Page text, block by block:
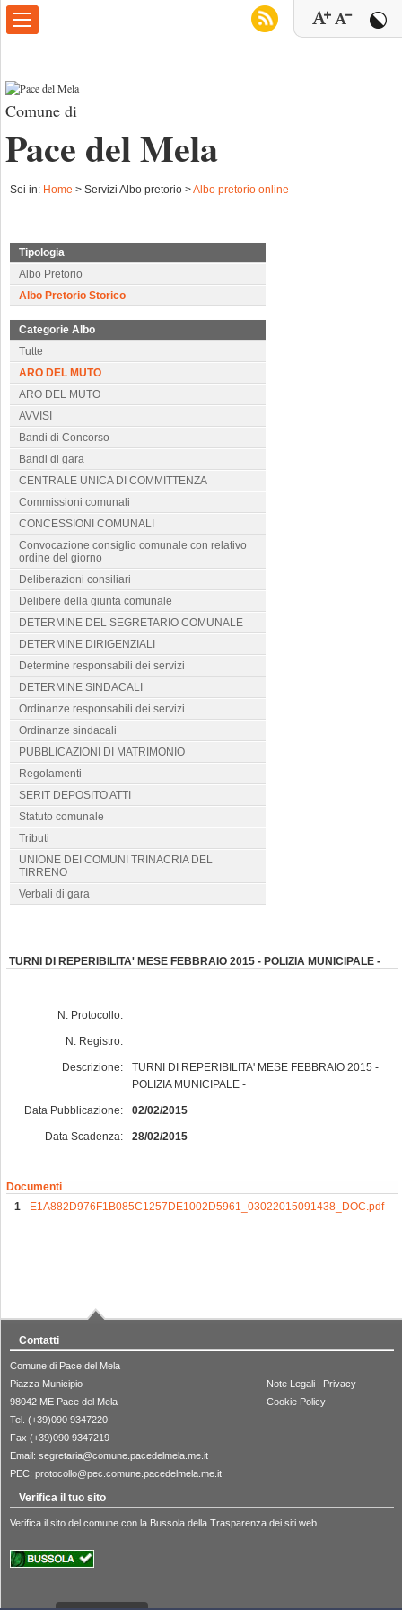
Comune di
Pace del Mela
Sei in: Home > Servizi Albo pretorio >Albo pretorio online
Tipologia
Albo Pretorio
Albo Pretorio Storico
Categorie Albo
Tutte
ARO DEL MUTO
ARO DEL MUTO
AVVISI
Bandi di Concorso
Bandi di gara
CENTRALE UNICA DI COMMITTENZA
Commissioni comunali
CONCESSIONI COMUNALI
Convocazione consiglio comunale con relativo
ordine del giorno
Deliberazioni consiliari
Delibere della giunta comunale
DETERMINE DEL SEGRETARIO COMUNALE
DETERMINE DIRIGENZIALI
Determine responsabili dei servizi
DETERMINE SINDACALI
Ordinanze responsabili dei servizi
Ordinanze sindacali
PUBBLICAZIONI DI MATRIMONIO
Regolamenti
SERIT DEPOSITO ATTI
Statuto comunale
Tributi
UNIONE DEI COMUNI TRINACRIA DEL
TIRRENO
Verbali di gara
TURNI DI REPERIBILITA' MESE FEBBRAIO 2015 - POLIZIA MUNICIPALE -
N. Protocollo:
N. Registro:
Descrizione:
TURNI DI REPERIBILITA' MESE FEBBRAIO 2015 -
POLIZIA MUNICIPALE -
Data Pubblicazione: 02/02/2015
Data Scadenza: 28/02/2015
Documenti
E1A882D976F1B085C1257DE1002D5961_03022015091438_DOC.pdf
Contatti
Comune di Pace del Mela
Piazza Municipio
98042 ME Pace del Mela
Tel. (+39)090 9347220
Fax (+39)090 9347219
Email: segretaria@comune.pacedelmela.me.it
PEC: protocollo@pec.comune.pacedelmela.me.it
Note Legali | Privacy
Cookie Policy
Verifica il tuo sito
Verifica il sito del comune con la Bussola della Trasparenza dei siti web